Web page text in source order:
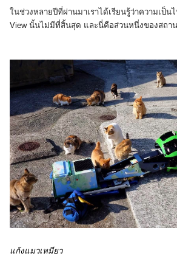
ในช่วงหลายปีที่ผ่านมาเราได้เรียนรู้ว่าความเป็น
View นั้นไม่มีที่สิ้นสุด และนี่คือส่วนหนึ่งของสถา
แก้งแมวเหมียว